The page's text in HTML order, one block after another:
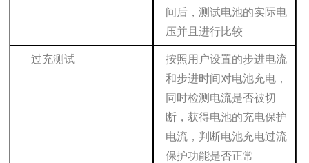
间后，测试电池的实际电
压并且进行比较
过充测试
按照用户设置的步进电流
和步进时间对电池充电，
同时检测电流是否被切
断，获得电池的充电保护
电流，判断电池充电过流
保护功能是否正常